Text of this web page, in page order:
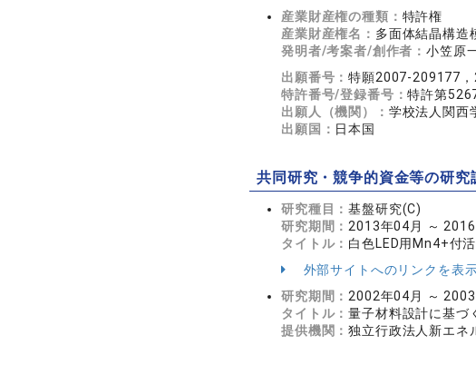
産業財産権の種類： 特許権
産業財産権名： 多面体結晶構造
発明者/考案者/創作者：小笠原
出願番号：特願2007-209177
特許番号/登録番号：特許第
出願人（機関）： 学校法人関西
出願国： 日本国
共同研究・競争的資金等の研究
研究種目：基盤研究(C)
研究期間： 2013年04月 ～ 2016
タイトル： 白色LED用Mn4+付
外部サイトへのリンクを表
研究期間： 2002年04月 ～ 2003
タイトル：量子材料設計に基づ
提供機関：独立行政法人新エネ